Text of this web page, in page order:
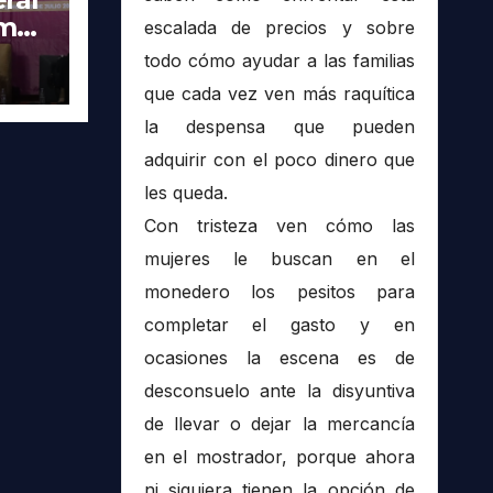
escalada de precios y sobre
todo cómo ayudar a las familias
que cada vez ven más raquítica
la despensa que pueden
adquirir con el poco dinero que
les queda.
Con tristeza ven cómo las
mujeres le buscan en el
monedero los pesitos para
completar el gasto y en
ocasiones la escena es de
desconsuelo ante la disyuntiva
de llevar o dejar la mercancía
en el mostrador, porque ahora